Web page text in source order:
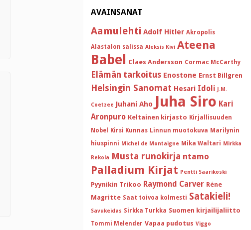
AVAINSANAT
Aamulehti Adolf Hitler Akropolis
Alastalon salissa Aleksis Kivi Ateena
Babel Claes Andersson Cormac McCarthy
Elämän tarkoitus Enostone Ernst Billgren
Helsingin Sanomat Hesari Idoli J.M.
Coetzee Juhani Aho Juha Siro Kari
Aronpuro Keltainen kirjasto Kirjallisuuden
Nobel
Kirsi Kunnas Linnun muotokuva Marilynin
hiuspinni Michel de Montaigne Mika Waltari Mirkka
Rekola Musta runokirja ntamo
Palladium Kirjat Pentti Saarikoski
Pyynikin Trikoo Raymond Carver Réne
Magritte Saat toivoa kolmesti Satakieli!
Savukeidas Sirkka Turkka Suomen kirjailijaliitto
Tommi Melender Vapaa pudotus Viggo